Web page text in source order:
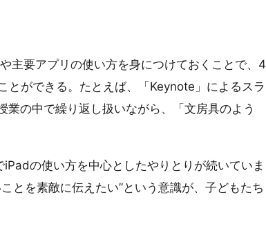
主要アプリの使い方を身につけておくことで、4
とができる。たとえば、「Keynote」によるスラ
の中で繰り返し扱いながら、「文房具のよう
の使い方を中心としたやりとりが続いていま
とを素敵に伝えたい”という意識が、子どもたち